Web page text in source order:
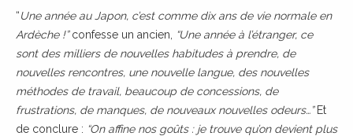
“Une année au Japon, c’est comme dix ans de vie normale en
Ardèche !”confesse un ancien,
“Une année à l’étranger, ce
sont des milliers de nouvelles habitudes à prendre, de
nouvelles rencontres, une nouvelle langue, des nouvelles
méthodes de travail, beaucoup de concessions, de
frustrations, de manques, de nouveaux nouvelles odeurs…”Et
de conclure : “On affine nos goûts : je trouve qu’on devient plus